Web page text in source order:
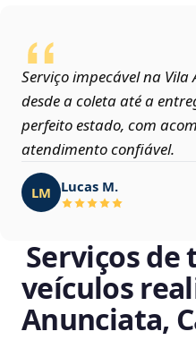
Serviço impecável na Vila
desde a coleta até a
perfeito estado, com
atendimento confiável.
LM Lucas M.
Serviços
veículos
Anunciata,